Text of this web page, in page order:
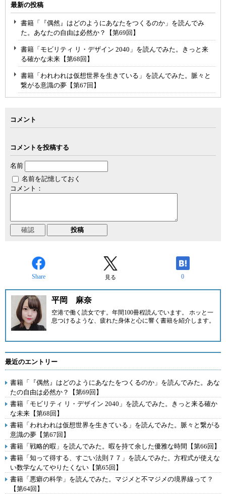
最新の投稿
書籍「『偶然』はどのようにあなたをつくるのか」を読んでみ
た。あなたの自由は必然か？【第69回】
書籍「モビリティ リ・デザイン 2040」を読んでみた。きっと来
る確かな未来【第68回】
書籍「われわれは仮想世界を生きている」を読んでみた。脈々と
繋がる意識の夢【第67回】
コメント
コメントを投稿する
名前
名前を記憶しておく
コメント：
Share 見る 0
平岡 麻奈
空港で働く読女です。年間100冊程読んでいます。 ホッと一
息つけるような、疲れた身体と心に響く書籍を紹介します。
最近のエントリー
書籍「『偶然』はどのようにあなたをつくるのか」を読んでみた。あな
たの自由は必然か？【第69回】
書籍「モビリティ リ・デザイン 2040」を読んでみた。きっと来る確か
な未来【第68回】
書籍「われわれは仮想世界を生きている」を読んでみた。脈々と繋がる
意識の夢【第67回】
書籍「戦略的暇」を読んでみた。暇を持て余した優雅な時間【第66回】
書籍「知って得する、すごい法則７７」を読んでみた。方程式が使えな
い数学なんてやりたくない【第65回】
書籍「悪癖の科学」を読んでみた。マジメと不マジメの境界線って？
【第64回】